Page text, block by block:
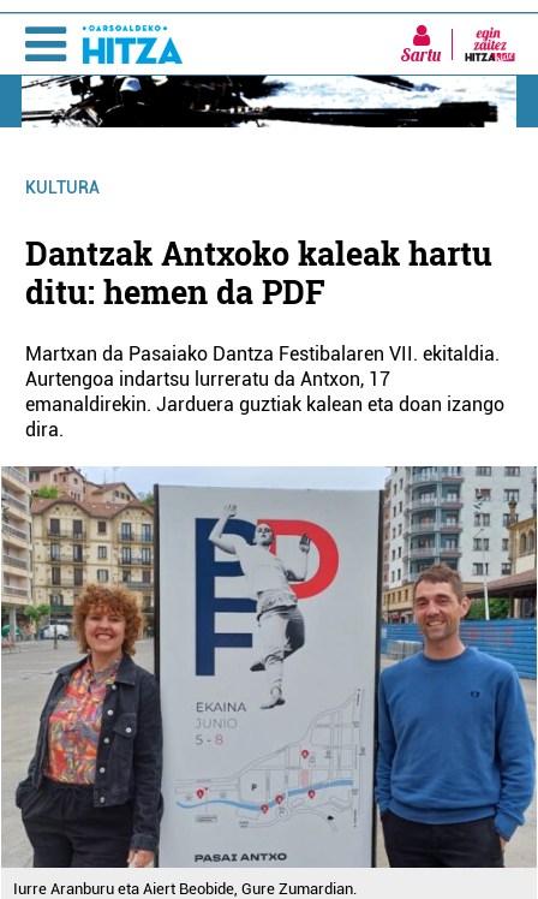
Sartu
KULTURA
Dantzak Antxoko kaleak hartu
ditu: hemen da PDF
Martxan da Pasaiako Dantza Festibalaren VII. ekitaldia.
Aurtengoa indartsu lurreratu da Antxon, 17
emanaldirekin. Jarduera guztiak kalean eta doan izango
dira.
Iurre Aranburu eta Aiert Beobide, Gure Zumardian.